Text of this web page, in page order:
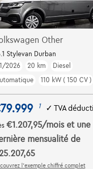
Other
Stylevan Durban
2026
20 km
Diesel
110 kW ( 150 CV )
1 ✓ TVA
€1.207,95/mois et une
mensualité de
l’exemple chiffré complet